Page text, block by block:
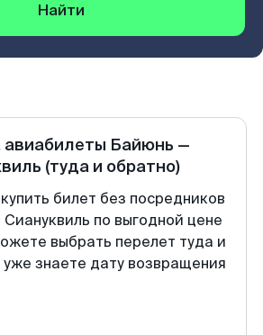
Найти
Байюнь —
(туда и обратно)
билет без посредников
Сиануквиль по выгодной цене
выбрать перелет туда и
уже знаете дату возвращения